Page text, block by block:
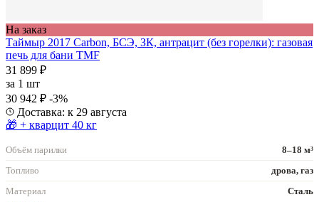
На заказ
Таймыр 2017 Carbon, БСЭ, ЗК, антрацит (без горелки): газовая
печь для бани TMF
31 899 ₽
за 1 шт
30 942 ₽ -3%
Доставка: к 29 августа
🎁 + кварцит 40 кг
Объём парилки
8–18 м³
Топливо
дрова, газ
Материал
Сталь